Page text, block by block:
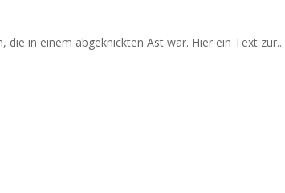
in einem abgeknickten Ast war. Hier ein Text zur...